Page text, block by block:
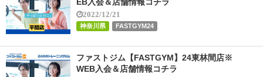
EB入会＆店舗情報コチラ
2022/12/21
神奈川県 FASTGYM24
ファストジム【FASTGYM】24東林間店※
WEB入会＆店舗情報コチラ